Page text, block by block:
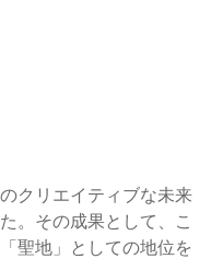
クリエイティブな未来
。その成果として、こ
聖地」としての地位を